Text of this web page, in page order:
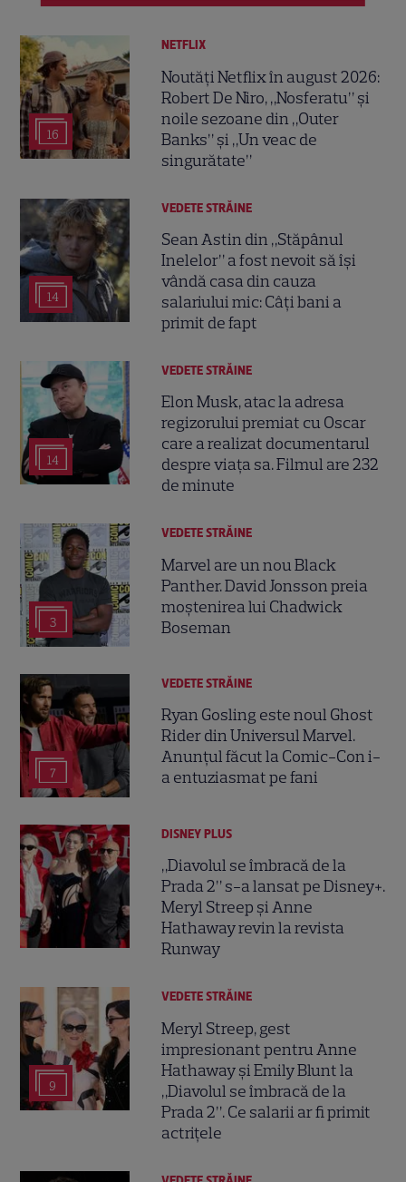
16
NETFLIX
Noutăți Netflix în august 2026:
Robert De Niro, „Nosferatu” și
noile sezoane din „Outer
Banks” și „Un veac de
singurătate”
14
VEDETE STRĂINE
Sean Astin din „Stăpânul
Inelelor” a fost nevoit să își
vândă casa din cauza
salariului mic: Câți bani a
primit de fapt
14
VEDETE STRĂINE
Elon Musk, atac la adresa
regizorului premiat cu Oscar
care a realizat documentarul
despre viața sa. Filmul are 232
de minute
3
VEDETE STRĂINE
Marvel are un nou Black
Panther. David Jonsson preia
moștenirea lui Chadwick
Boseman
7
VEDETE STRĂINE
Ryan Gosling este noul Ghost
Rider din Universul Marvel.
Anunțul făcut la Comic-Con i-
a entuziasmat pe fani
DISNEY PLUS
„Diavolul se îmbracă de la
Prada 2” s-a lansat pe Disney+.
Meryl Streep și Anne
Hathaway revin la revista
Runway
9
VEDETE STRĂINE
Meryl Streep, gest
impresionant pentru Anne
Hathaway și Emily Blunt la
„Diavolul se îmbracă de la
Prada 2”. Ce salarii ar fi primit
actrițele